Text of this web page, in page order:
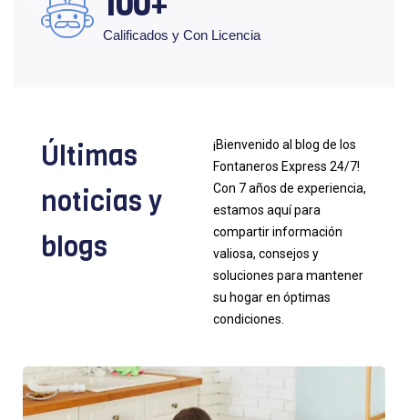
Calificados y Con Licencia
Últimas
noticias y
blogs
¡Bienvenido al blog de los
Fontaneros Express 24/7!
Con 7 años de experiencia,
estamos aquí para
compartir información
valiosa, consejos y
soluciones para mantener
su hogar en óptimas
condiciones.